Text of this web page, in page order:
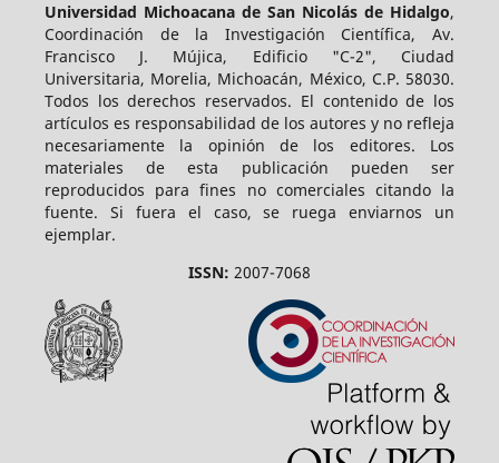
Universidad Michoacana de San Nicolás de Hidalgo,
Coordinación de la Investigación Científica, Av.
Francisco J. Mújica, Edificio "C-2", Ciudad
Universitaria, Morelia, Michoacán, México, C.P. 58030.
Todos los derechos reservados. El contenido de los
artículos es responsabilidad de los autores y no refleja
necesariamente la opinión de los editores. Los
materiales de esta publicación pueden ser
reproducidos para fines no comerciales citando la
fuente. Si fuera el caso, se ruega enviarnos un
ejemplar.
ISSN: 2007-7068